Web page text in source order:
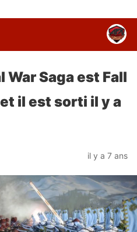
War Saga est Fall
il est sorti il y a
il y a 7 ans